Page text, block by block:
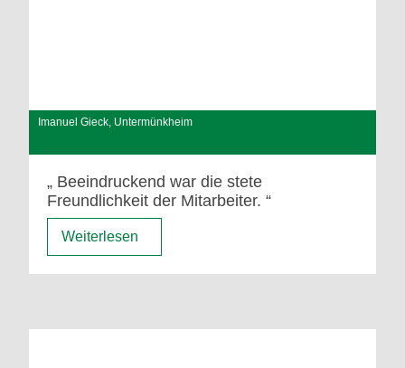
Imanuel Gieck, Untermünkheim
Beeindruckend war die stete
Freundlichkeit der Mitarbeiter.
Weiterlesen